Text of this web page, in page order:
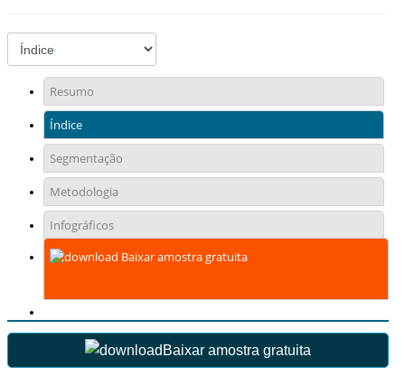
Resumo
Índice
Segmentação
Metodologia
Infográficos
Baixar amostra gratuita
Baixar amostra gratuita